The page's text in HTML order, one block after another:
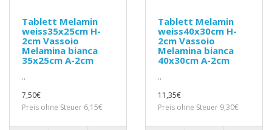
Tablett Melamin
weiss35x25cm H-
2cm Vassoio
Melamina bianca
35x25cm A-2cm
..
7,50€
Preis ohne Steuer 6,15€
Tablett Melamin
weiss40x30cm H-
2cm Vassoio
Melamina bianca
40x30cm A-2cm
..
11,35€
Preis ohne Steuer 9,30€